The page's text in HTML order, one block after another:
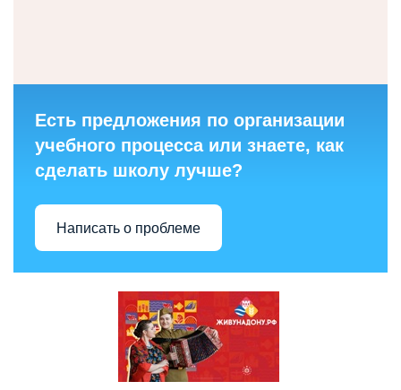
Есть предложения по организации
учебного процесса или знаете, как
сделать школу лучше?
Написать о проблеме